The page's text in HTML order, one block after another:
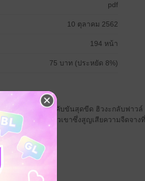
pdf
10 ตุลาคม 2562
194 หน้า
75 บาท (ประหยัด 8%)
ลางสถานการณ์ที่คับขันสุดขีด ฮิวงะกลับฟาวล์
วใจอันร้อนรุ่ม ตัวเขาซึ่งสูญเสียความจืดจางที่